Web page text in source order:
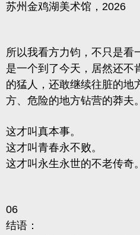
苏州金鸡湖美术馆，2026
所以我看方力钧，不只是看
是一个到了今天，居然还不
的猛人，还敢继续往脏的地
方、危险的地方钻营的莽夫。
这才叫真本事。
这才叫青春永不败。
这才叫永生永世的不老传奇。
06
结语：